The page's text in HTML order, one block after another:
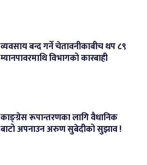
व्यवसाय बन्द गर्ने चेतावनीकाबीच थप ८९
म्यानपावरमाथि विभागको कारबाही
काङ्ग्रेस रूपान्तरणका लागि वैधानिक
बाटो अपनाउन अरुण सुबेदीको सुझाव !